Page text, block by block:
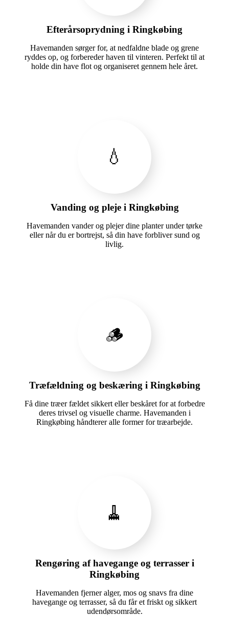
Efterårsoprydning i Ringkøbing
Havemanden sørger for, at nedfaldne blade og grene
ryddes op, og forbereder haven til vinteren. Perfekt til at
holde din have flot og organiseret gennem hele året.
💧
Vanding og pleje i Ringkøbing
Havemanden vander og plejer dine planter under tørke
eller når du er bortrejst, så din have forbliver sund og
livlig.
🪵
Træfældning og beskæring i Ringkøbing
Få dine træer fældet sikkert eller beskåret for at forbedre
deres trivsel og visuelle charme. Havemanden i
Ringkøbing håndterer alle former for træarbejde.
🧹
Rengøring af havegange og terrasser i
Ringkøbing
Havemanden fjerner alger, mos og snavs fra dine
havegange og terrasser, så du får et friskt og sikkert
udendørsområde.